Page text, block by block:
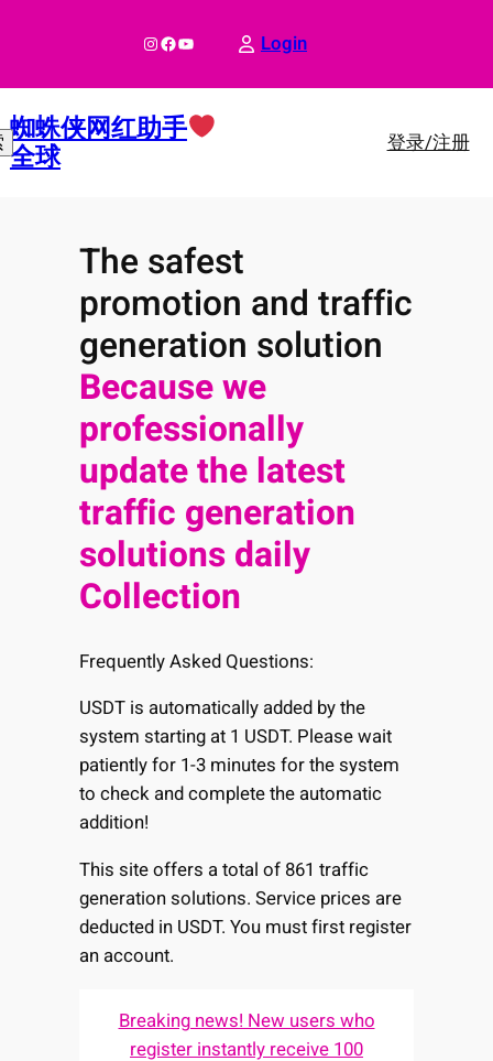
InstagramFacebook YouTube Login
蜘蛛侠网红助手
全球 登录/注册
The safest
promotion and traffic
generation solution
Because we
professionally
update the latest
traffic generation
solutions daily
Collection
Frequently Asked Questions:
USDT is automatically added by the
system starting at 1 USDT. Please wait
patiently for 1-3 minutes for the system
to check and complete the automatic
addition!
This site offers a total of 861 traffic
generation solutions. Service prices are
deducted in USDT. You must first register
an account.
Breaking news! New users who
register instantly receive 100